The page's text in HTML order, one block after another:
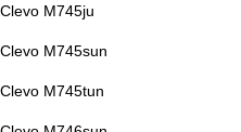
Clevo M745ju
Clevo M745sun
Clevo M745tun